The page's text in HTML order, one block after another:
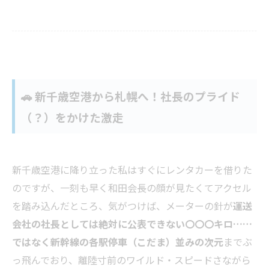
🚗 新千歳空港から札幌へ！社長のプライド
（？）をかけた激走
新千歳空港に降り立った私はすぐにレンタカーを借りた
のですが、一刻も早く和田会長の顔が見たくてアクセル
を踏み込んだところ、気がつけば、メーターの針が運送
会社の社長としては絶対に公表できない〇〇〇キロ……
ではなく新幹線の各駅停車（こだま）並みの次元までぶ
っ飛んでおり、離陸寸前のワイルド・スピードさながら